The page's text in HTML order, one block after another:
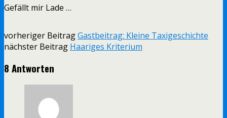
Gefällt mir Lade …
vorheriger BeitragGastbeitrag: Kleine Taxigeschichte
nächster Beitrag Haariges Kriterium
8 Antworten